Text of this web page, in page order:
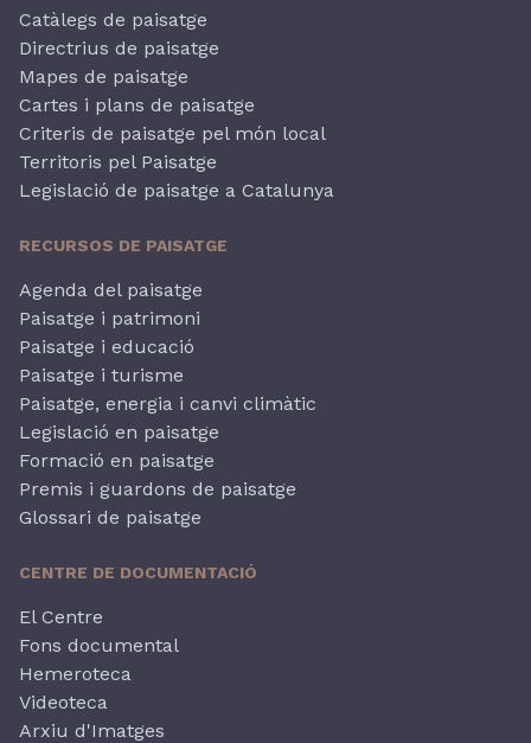
Catàlegs de paisatge
Directrius de paisatge
Mapes de paisatge
Cartes i plans de paisatge
Criteris de paisatge pel món local
Territoris pel Paisatge
Legislació de paisatge a Catalunya
RECURSOS DE PAISATGE
Agenda del paisatge
Paisatge i patrimoni
Paisatge i educació
Paisatge i turisme
Paisatge, energia i canvi climàtic
Legislació en paisatge
Formació en paisatge
Premis i guardons de paisatge
Glossari de paisatge
CENTRE DE DOCUMENTACIÓ
El Centre
Fons documental
Hemeroteca
Videoteca
Arxiu d'Imatges